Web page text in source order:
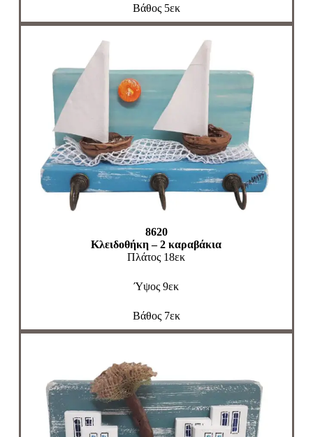
Βάθος 5εκ
8620
Κλειδοθήκη – 2 καραβάκια
Πλάτος 18εκ
Ύψος 9εκ
Βάθος 7εκ